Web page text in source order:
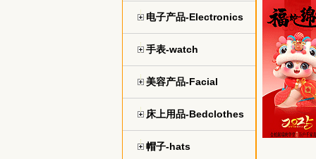
电子产品-Electronics
手表-watch
美容产品-Facial
床上用品-Bedclothes
帽子-hats